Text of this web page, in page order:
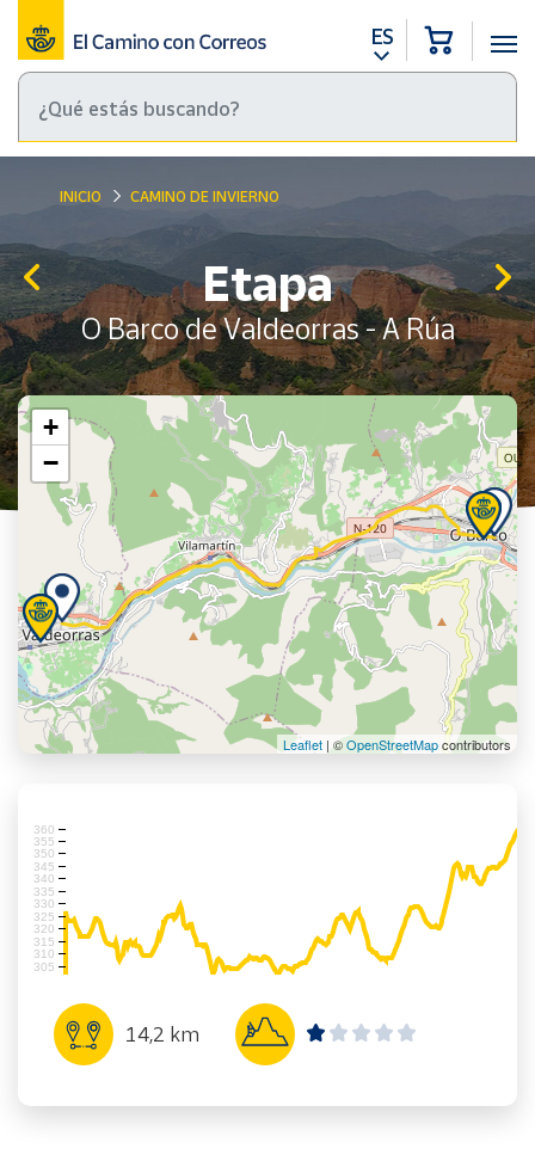
ES
INICIO CAMINO DE INVIERNO
Etapa
O Barco de Valdeorras - A Rúa
+
−
Leaflet | ©OpenStreetMapcontributors
305
310
315
320
325
330
335
340
345
350
355
360
14,2 km